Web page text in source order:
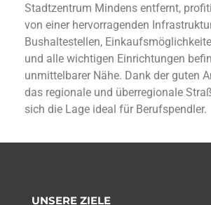
Stadtzentrum Mindens entfernt,
von einer hervorragenden
Bushaltestellen,
und alle wichtigen Einrichtungen
unmittelbarer Nähe. Dank der guten
das regionale und überregionale
sich die Lage ideal für Berufspendler.
UNSERE ZIELE